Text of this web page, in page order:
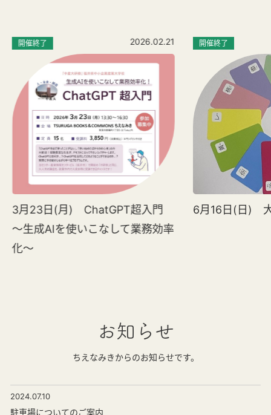
開催終了 2026.02.21
3月23日(月) ChatGPT超入門
～生成AIを使いこなして業務効率
化～
開催終了
6月16日(日)
お知らせ
ちえなみきからのお知らせです。
2024.07.10
駐車場についてのご案内